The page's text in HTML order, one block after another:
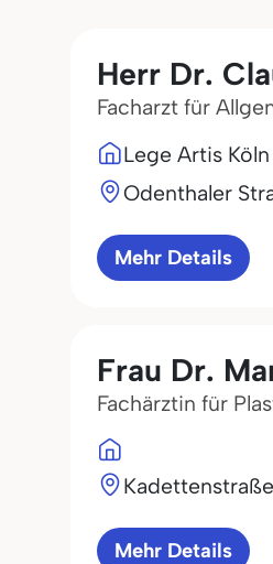
Herr Dr.
Facharzt für
Lege Artis
Odenthaler
Mehr Details
Frau Dr.
Fachärztin für
Kadettenstraße
Mehr Details